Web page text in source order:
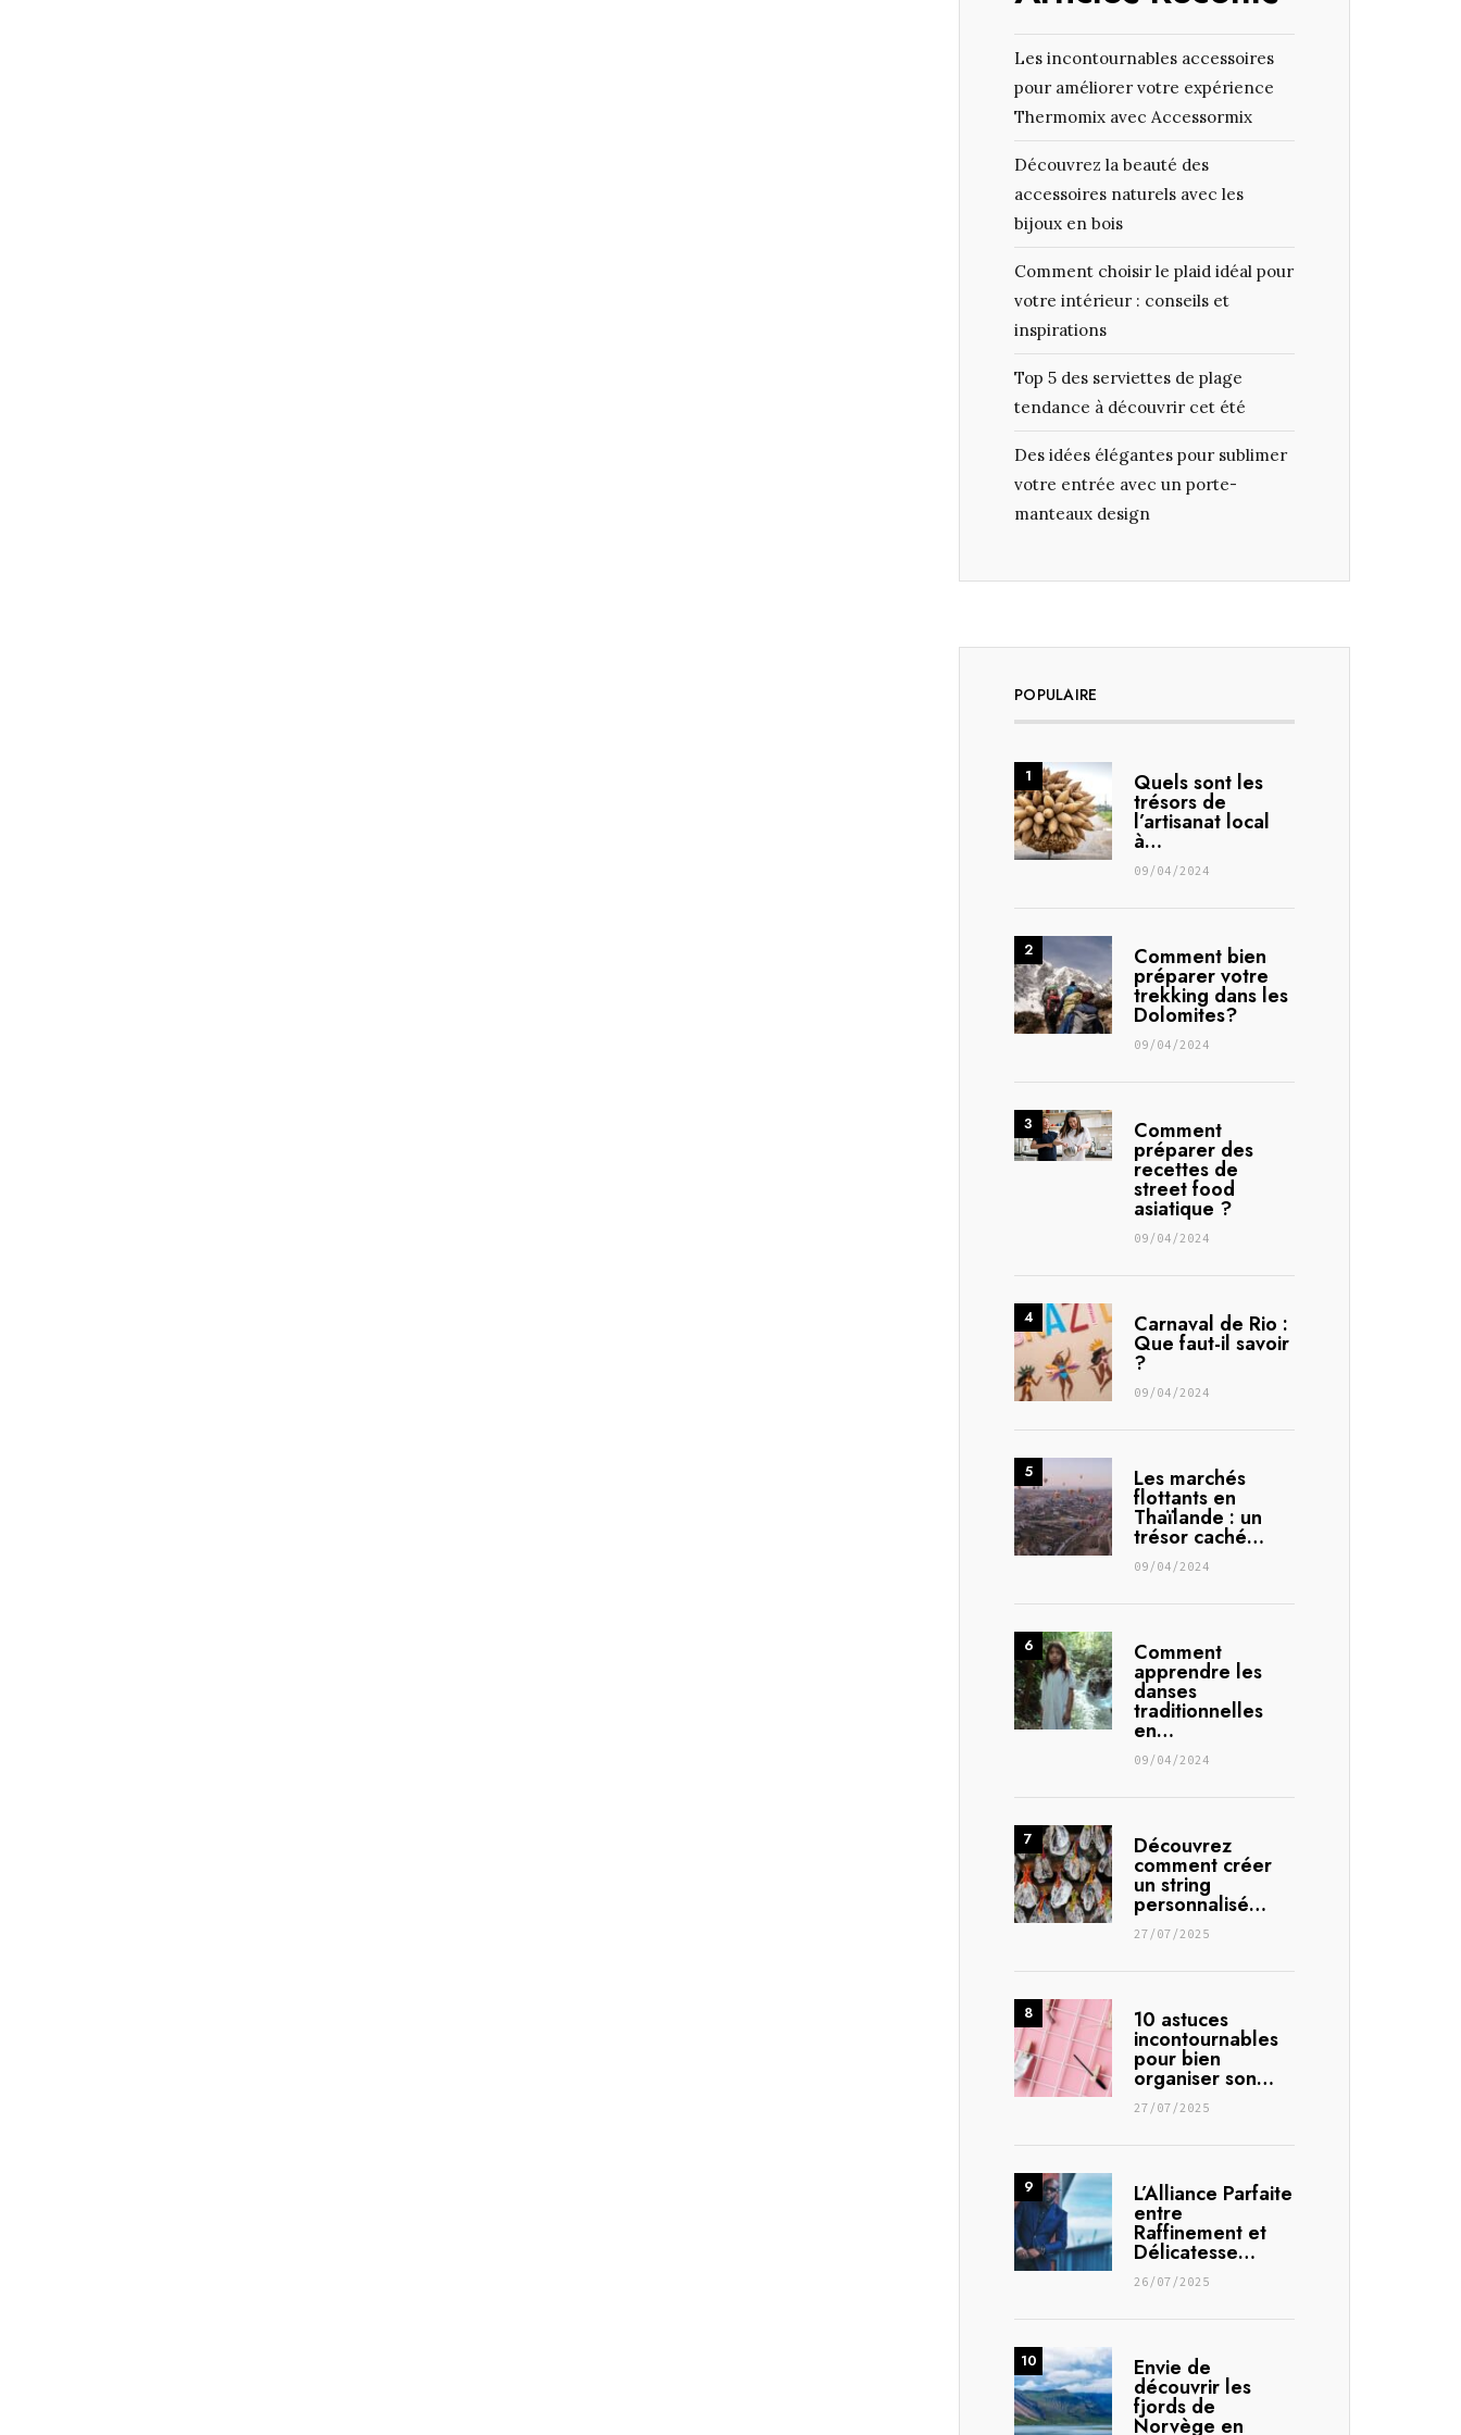
Les incontournables accessoires
pour améliorer votre expérience
Thermomix avec Accessormix
Découvrez la beauté des
accessoires naturels avec les
bijoux en bois
Comment choisir le plaid idéal pour
votre intérieur : conseils et
inspirations
Top 5 des serviettes de plage
tendance à découvrir cet été
Des idées élégantes pour sublimer
votre entrée avec un porte-
manteaux design
POPULAIRE
Quels sont les
trésors de
l’artisanat local
à…
09/04/2024
Comment bien
préparer votre
trekking dans les
Dolomites?
09/04/2024
Comment
préparer des
recettes de
street food
asiatique ?
09/04/2024
Carnaval de Rio :
Que faut-il savoir
?
09/04/2024
Les marchés
flottants en
Thaïlande : un
trésor caché…
09/04/2024
Comment
apprendre les
danses
traditionnelles
en…
09/04/2024
Découvrez
comment créer
un string
personnalisé…
27/07/2025
10 astuces
incontournables
pour bien
organiser son…
27/07/2025
L’Alliance Parfaite
entre
Raffinement et
Délicatesse…
26/07/2025
Envie de
découvrir les
fjords de
Norvège en